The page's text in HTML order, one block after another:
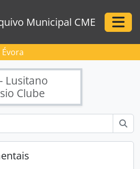
Municipal CME
Lusitano
Clube